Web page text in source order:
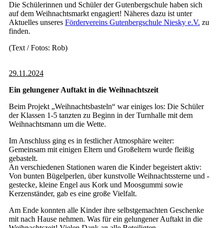
Die Schülerinnen und Schüler der Gutenbergschule haben sich
auf dem Weihnachtsmarkt engagiert! Näheres dazu ist unter
Aktuelles unseres Fördervereins Gutenbergschule Niesky e.V. zu
finden.
(Text / Fotos: Rob)
29.11.2024
Ein gelungener Auftakt in die Weihnachtszeit
Beim Projekt „Weihnachtsbasteln“ war einiges los: Die Schüler
der Klassen 1-5 tanzten zu Beginn in der Turnhalle mit dem
Weihnachtsmann um die Wette.
Im Anschluss ging es in festlicher Atmosphäre weiter:
Gemeinsam mit einigen Eltern und Großeltern wurde fleißig
gebastelt.
An verschiedenen Stationen waren die Kinder begeistert aktiv:
Von bunten Bügelperlen, über kunstvolle Weihnachtssterne und -
gestecke, kleine Engel aus Kork und Moosgummi sowie
Kerzenständer, gab es eine große Vielfalt.
Am Ende konnten alle Kinder ihre selbstgemachten Geschenke
mit nach Hause nehmen. Was für ein gelungener Auftakt in die